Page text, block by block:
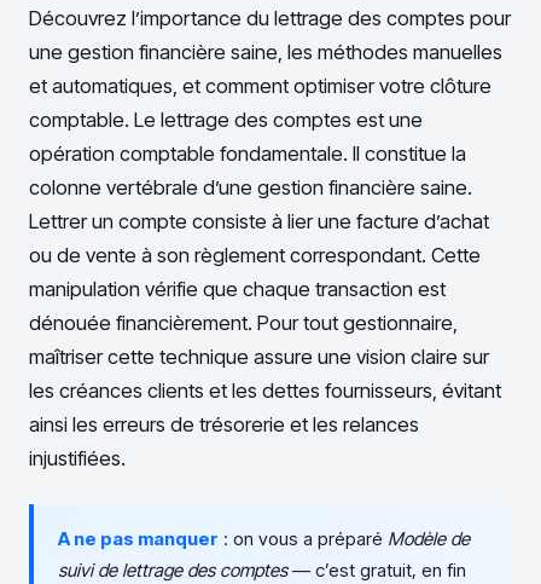
Découvrez l’importance du lettrage des comptes pour
une gestion financière saine, les méthodes manuelles
et automatiques, et comment optimiser votre clôture
comptable. Le lettrage des comptes est une
opération comptable fondamentale. Il constitue la
colonne vertébrale d’une gestion financière saine.
Lettrer un compte consiste à lier une facture d’achat
ou de vente à son règlement correspondant. Cette
manipulation vérifie que chaque transaction est
dénouée financièrement. Pour tout gestionnaire,
maîtriser cette technique assure une vision claire sur
les créances clients et les dettes fournisseurs, évitant
ainsi les erreurs de trésorerie et les relances
injustifiées.
A ne pas manquer : on vous a préparé Modèle de
suivi de lettrage des comptes— c’est gratuit, en fin